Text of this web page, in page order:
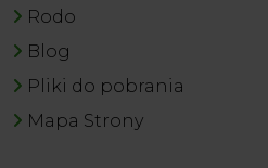
Rodo
Blog
Pliki do pobrania
Mapa Strony